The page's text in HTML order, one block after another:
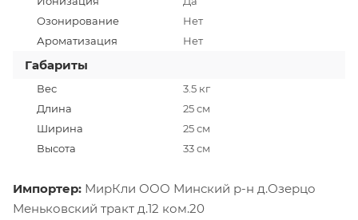
Озонирование
Нет
Ароматизация
Нет
Габариты
Вес
3.5 кг
Длина
25 cм
Ширина
25 см
Высота
33 см
Импортер: МирКли ООО Минский р-н д.Озерцо
Меньковский тракт д.12 ком.20